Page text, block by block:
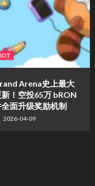
Arena史上最大
！空投65万 bRON
面升级奖励机制
2026-04-09